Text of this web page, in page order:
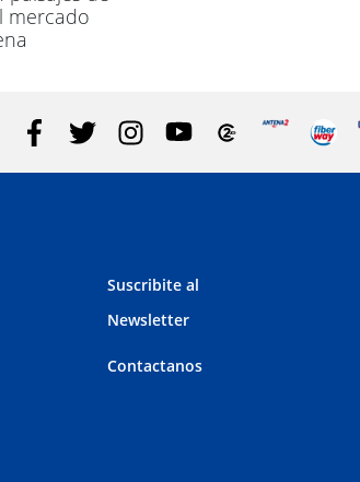
mercado
Suscribite al
Newsletter
Contactanos